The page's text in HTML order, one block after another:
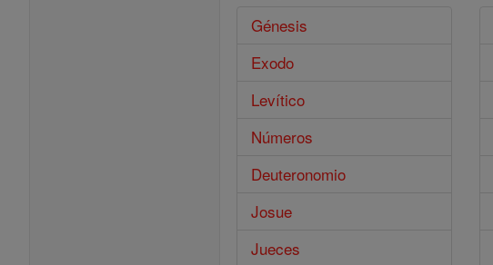
Génesis
Exodo
Levítico
Números
Deuteronomio
Josue
Jueces